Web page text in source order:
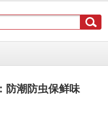
防潮防虫保鲜味